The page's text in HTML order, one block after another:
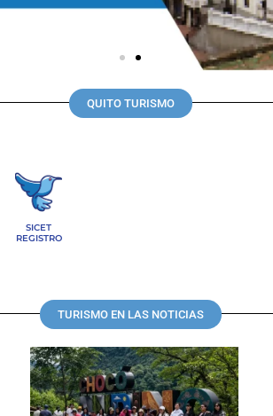
QUITO TURISMO
SICET
REGISTRO
TURISMO EN LAS NOTICIAS
P
a
g
P
a
g